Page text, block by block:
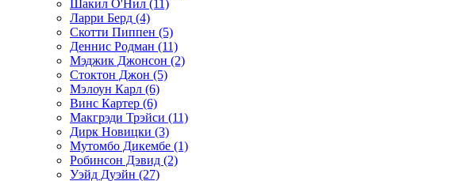
Шакил О'Нил (11)
Ларри Берд (4)
Скотти Пиппен (5)
Деннис Родман (11)
Мэджик Джонсон (2)
Стоктон Джон (5)
Мэлоун Карл (6)
Винс Картер (6)
Макгрэди Трэйси (11)
Дирк Новицки (3)
Мутомбо Дикембе (1)
Робинсон Дэвид (2)
Уэйд Дуэйн (27)